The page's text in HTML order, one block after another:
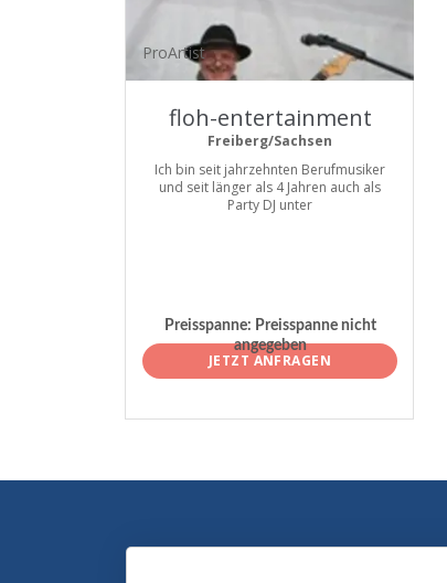
ProArtist
floh-entertainment
Freiberg/Sachsen
Ich bin seit jahrzehnten Berufmusiker
und seit länger als 4 Jahren auch als
Party DJ unter
Preisspanne: Preisspanne nicht
angegeben
JETZT ANFRAGEN